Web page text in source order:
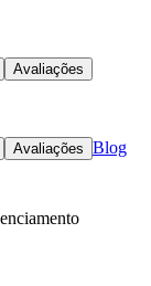
Avaliações
Avaliações Blog